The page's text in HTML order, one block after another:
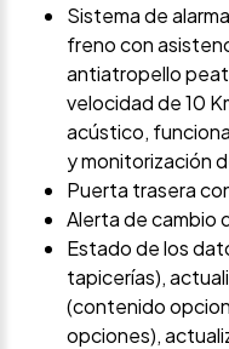
Sistema de
freno con
antiatropello
velocidad de 10
acústico,
y monitorización
Puerta trasera
Alerta de cambio
Estado de los
tapicerías),
(contenido
opciones),